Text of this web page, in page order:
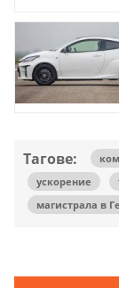
Тагове:
ускорение
магистрала в